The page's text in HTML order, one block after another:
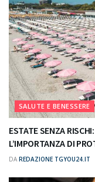
SALUTE E BENESSERE
ESTATE SENZA
L’IMPORTANZA DI
DA REDAZIONE TGYOU24.IT